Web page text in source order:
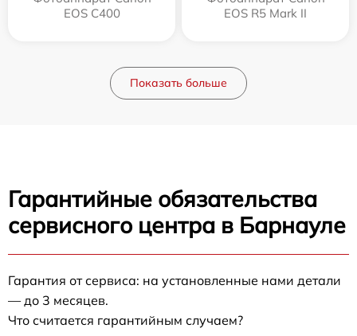
EOS C400
EOS R5 Mark II
Показать больше
Гарантийные обязательства
сервисного центра в Барнауле
Гарантия от сервиса: на установленные нами детали
— до 3 месяцев.
Что считается гарантийным случаем?